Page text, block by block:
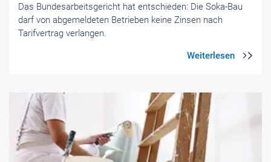
Das Bundesarbeitsgericht hat entschieden: Die Soka-Bau
darf von abgemeldeten Betrieben keine Zinsen nach
Tarifvertrag verlangen.